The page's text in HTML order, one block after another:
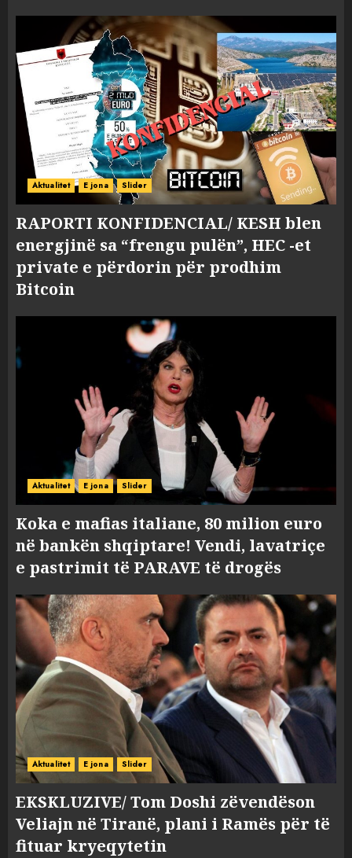
Aktualitet E jona Slider
RAPORTI KONFIDENCIAL/ KESH blen
energjinë sa “frengu pulën”, HEC -et
private e përdorin për prodhim
Bitcoin
Aktualitet E jona Slider
Koka e mafias italiane, 80 milion euro
në bankën shqiptare! Vendi, lavatriçe
e pastrimit të PARAVE të drogës
Aktualitet E jona Slider
EKSKLUZIVE/ Tom Doshi zëvendëson
Veliajn në Tiranë, plani i Ramës për të
fituar kryeqytetin